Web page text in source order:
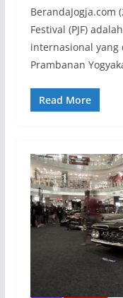
BerandaJogja.com
Festival (PJF)
internasional
Prambanan
Read More